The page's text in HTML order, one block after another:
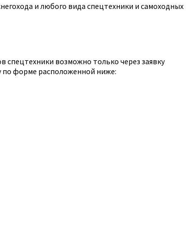
и любого вида спецтехники и самоходных
возможно только через заявку
по форме расположенной ниже: